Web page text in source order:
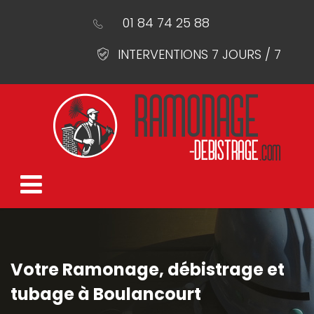
01 84 74 25 88
INTERVENTIONS 7 JOURS / 7
Votre Ramonage, débistrage et
tubage à Boulancourt